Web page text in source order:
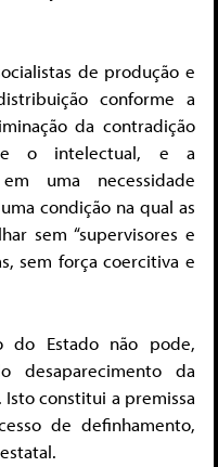
de produção e
conforme a
da contradição
o intelectual, e a
uma necessidade
condição na qual as
sem “supervisores e
sem força coercitiva e
do Estado não pode,
desaparecimento da
constitui a premissa
de definhamento,